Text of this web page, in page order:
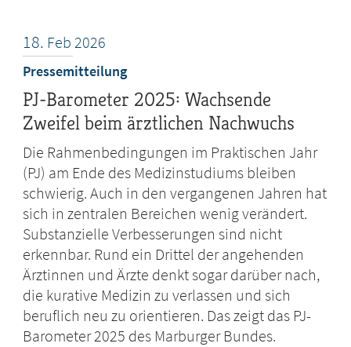
18. Feb 2026
Pressemitteilung
PJ-Barometer 2025: Wachsende
Zweifel beim ärztlichen Nachwuchs
Die Rahmenbedingungen im Praktischen Jahr
(PJ) am Ende des Medizinstudiums bleiben
schwierig. Auch in den vergangenen Jahren hat
sich in zentralen Bereichen wenig verändert.
Substanzielle Verbesserungen sind nicht
erkennbar. Rund ein Drittel der angehenden
Ärztinnen und Ärzte denkt sogar darüber nach,
die kurative Medizin zu verlassen und sich
beruflich neu zu orientieren. Das zeigt das PJ-
Barometer 2025 des Marburger Bundes.